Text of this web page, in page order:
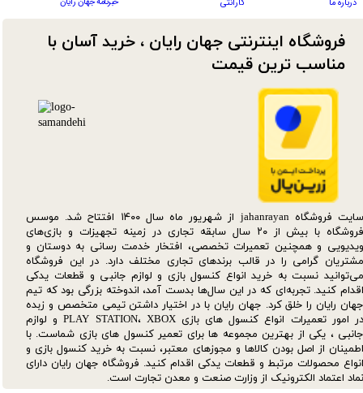
سایت فروشگاه jahanrayan از شهریور ماه سال ۱۴۰۰ افتتاح شد. موسس
فروشگاه با بیش از ۲۰ سال سابقه تجاری در زمینه تجهیزات و بازی‌های
ویدیویی و همچنین تعمیرات تخصصی، افتخار خدمت رسانی به دوستان و
مشتریان گرامی را در قالب برندهای تجاری مختلف دارد. در این فروشگاه
می‌توانید نسبت به خرید انواع کنسول بازی و لوازم جانبی و قطعات یدکی‌
اقدام کنید. تجربه‌ای که در این سال‌ها بدست آمد، اندوخته بزرگی بود که تیم
جهان رایان را خلق کرد. جهان رایان با در اختیار داشتن تیمی متخصص و زبده
در امور تعمیرات انواع کنسول های بازی PLAY STATION، XBOX و لوازم
جانبی ، یکی از بهترین مجموعه ها برای تعمیر کنسول های بازی شماست. با
اطمینان از اصل بودن کالاها و مجوزهای معتبر، نسبت به خرید کنسول بازی و
انواع محصولات مرتبط و قطعات یدکی اقدام کنید. فروشگاه جهان رایان دارای
نماد اعتماد الکترونیک از وزارت صنعت و معدن تجارت است.
فروشگاه اینترنتی جهان رایان ، خرید آسان با
مناسب ترین قیمت​​​​​​​
درباره ما گارانتی